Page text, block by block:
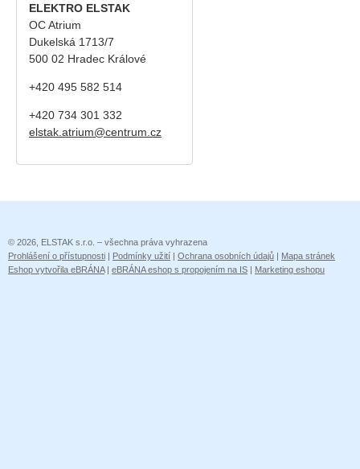
ELEKTRO ELSTAK
OC Atrium
Dukelská 1713/7
500 02 Hradec Králové
+420 495 582 514
+420 734 301 332
elstak.atrium@centrum.cz
© 2026, ELSTAK s.r.o. – všechna práva vyhrazena
Prohlášení o přístupnosti | Podmínky užití | Ochrana osobních údajů | Mapa stránek
Eshop vytvořila eBRÁNA| eBRÁNA eshop s propojením na IS | Marketing eshopu